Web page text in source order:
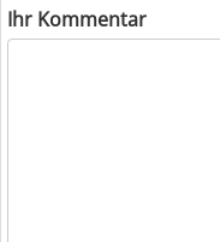
Ihr Kommentar